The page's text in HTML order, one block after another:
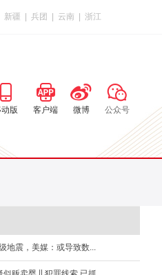
新疆 兵团 云南 浙江
版 客户端 微博 公众号
地震，美媒：或导致数...